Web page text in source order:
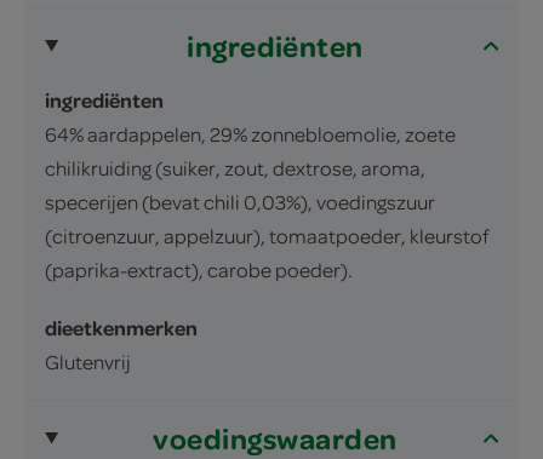
ingrediënten
ingrediënten
64% aardappelen, 29% zonnebloemolie, zoete
chilikruiding (suiker, zout, dextrose, aroma,
specerijen (bevat chili 0,03%), voedingszuur
(citroenzuur, appelzuur), tomaatpoeder, kleurstof
(paprika-extract), carobe poeder).
dieetkenmerken
Glutenvrij
voedingswaarden